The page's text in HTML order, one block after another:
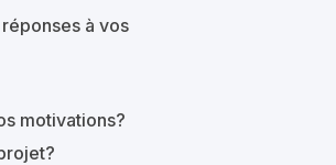
à vos
motivations?